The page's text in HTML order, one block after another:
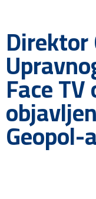
Direktor
Face
Geopol-a